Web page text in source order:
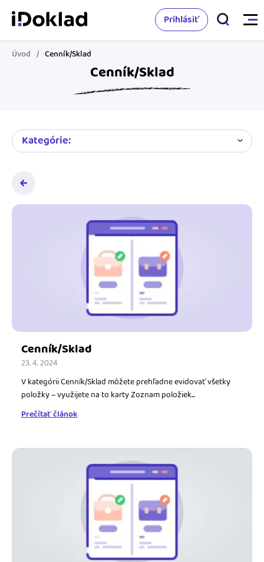
Vlastnosti
Správa kontaktov
Spolupráca s účtovníkom
Prepojenie na ďalšie systémy
Spriatelení účtovníci
Katalóg doplnkov
Vzdelanie
Nápoveda
Ako sa vyznať vo fakturácii
Podnikateľský servis
Vyskúšať zadarmo
Prihlásiť
Úvod Cenník/Sklad
Cenník/Sklad
Kategórie:
Cenník/Sklad
23. 4. 2024
V kategórii Cenník/Sklad môžete prehľadne evidovať všetky
položky – využijete na to karty Zoznam položiek...
Prečítať článok